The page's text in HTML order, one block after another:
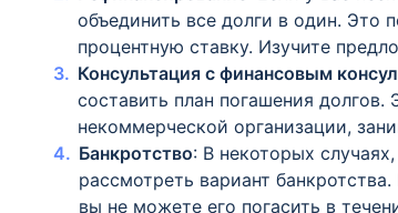
объединить все долги в один. Это
процентную ставку. Изучите
Консультация с финансовым
составить план погашения
некоммерческой организации,
Банкротство: В некоторых
рассмотреть вариант
вы не можете его погасить в